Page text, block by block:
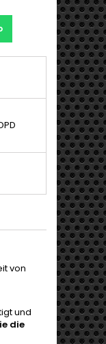
von
und
die